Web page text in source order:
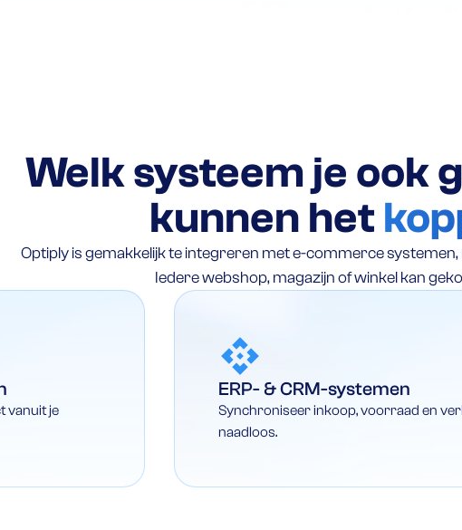
Welk systeem je ook
kunnen het
Optiply is gemakkelijk te integreren met e-commerce systemen,
Iedere webshop, magazijn of winkel kan
vanuit je
ERP- & CRM-systemen
Synchroniseer inkoop, voorraad en
naadloos.